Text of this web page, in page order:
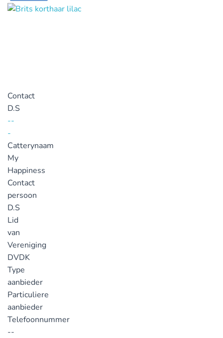
Contact
D.S
--
-
Catterynaam
My
Happiness
Contact
persoon
D.S
Lid
van
Vereniging
DVDK
Type
aanbieder
Particuliere
aanbieder
Telefoonnummer
--